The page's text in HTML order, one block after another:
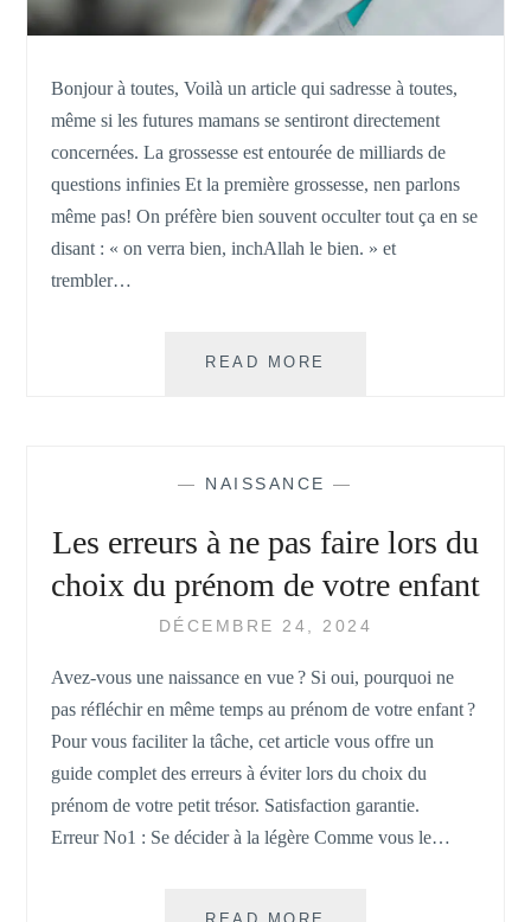
Bonjour à toutes, Voilà un article qui sadresse à toutes,
même si les futures mamans se sentiront directement
concernées. La grossesse est entourée de milliards de
questions infinies Et la première grossesse, nen parlons
même pas! On préfère bien souvent occulter tout ça en se
disant : « on verra bien, inchAllah le bien. » et
trembler…
READ MORE
— NAISSANCE —
Les erreurs à ne pas faire lors du
choix du prénom de votre enfant
DÉCEMBRE 24, 2024
Avez-vous une naissance en vue ? Si oui, pourquoi ne
pas réfléchir en même temps au prénom de votre enfant ?
Pour vous faciliter la tâche, cet article vous offre un
guide complet des erreurs à éviter lors du choix du
prénom de votre petit trésor. Satisfaction garantie.
Erreur No1 : Se décider à la légère Comme vous le…